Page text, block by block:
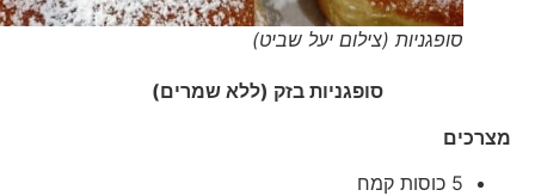
סופגניות (צילום יעל שביט)
סופגניות בזק (ללא שמרים)
מצרכים
5 כוסות קמח